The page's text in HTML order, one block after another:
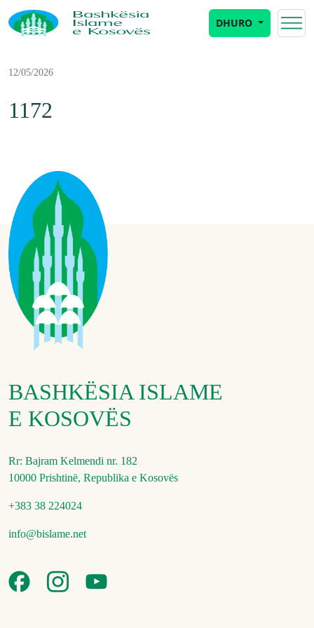
DHURO
12/05/2026
1172
BASHKËSIA ISLAME
E KOSOVËS
Rr: Bajram Kelmendi nr. 182
10000 Prishtinë, Republika e Kosovës
+383 38 224024
info@bislame.net